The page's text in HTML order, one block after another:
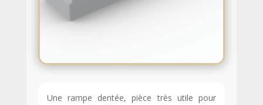
Une rampe dentée, pièce très utile pour